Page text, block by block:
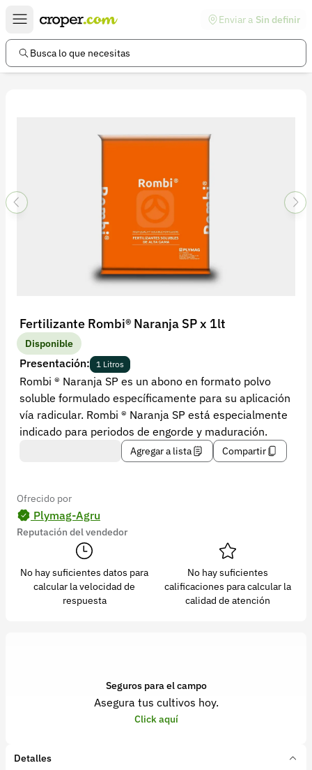
Enviar a Sin definir
Busca lo que necesitas
Fertilizante Rombi® Naranja SP x 1lt
Disponible
Presentación: 1 Litros
Rombi ® Naranja SP es un abono en formato polvo
soluble formulado específicamente para su aplicación
vía radicular. Rombi ® Naranja SP está especialmente
indicado para periodos de engorde y maduración.
Agregar a lista Compartir
Ofrecido por
Plymag-Agru
Reputación del vendedor
No hay suficientes datos para
calcular la velocidad de
respuesta
No hay suficientes
calificaciones para calcular la
calidad de atención
Seguros para el campo
Asegura tus cultivos hoy.
Click aquí
Detalles
Enlaces de interés
Preguntas frecuentes
Información legal
Política de devoluciones
Política de privacidad
Recuperar contraseña
Contacto
Soporte
+57 323 2931928
contacto@croper.com
© 2026 Croper.com Todos los derechos reservados
Síguenos